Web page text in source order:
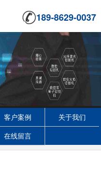
189-8629-0037
客户案例
关于我们
在线留言